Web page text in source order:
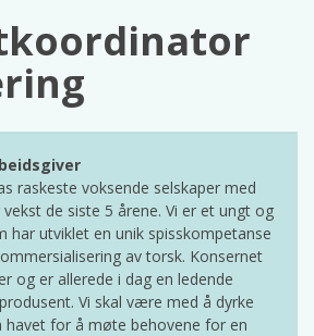
raskeste voksende selskaper med
de siste 5 årene. Vi er et ungt og
har utviklet en unik spisskompetanse
av torsk. Konsernet
og er allerede i dag en ledende
Vi skal være med å dyrke
for å møte behovene for en